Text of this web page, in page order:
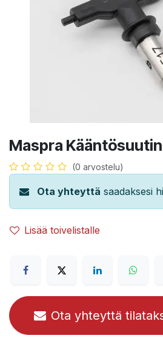
Maspra
(0 arvostelu)
Ota yhteyttä saadaksesi
Lisää toivelistalle
Ota yhteyttä